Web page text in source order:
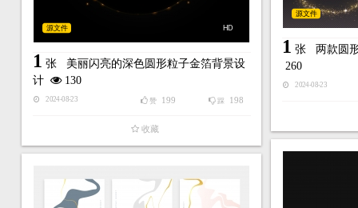
HD
源文件
1 张 美丽闪亮的深色圆形粒子金箔背景设
计
130
2024-08-23 踩 198
赞 199
收藏
源文件
1 张 两款圆
260
2024-08-23